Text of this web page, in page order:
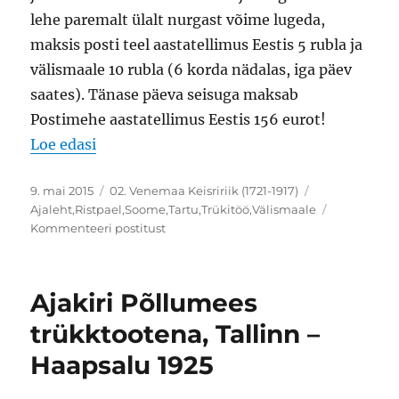
lehe paremalt ülalt nurgast võime lugeda,
maksis posti teel aastatellimus Eestis 5 rubla ja
välismaale 10 rubla (6 korda nädalas, iga päev
saates). Tänase päeva seisuga maksab
Postimehe aastatellimus Eestis 156 eurot!
Loe edasi
Postitatud
9. mai 2015 Rubriigid
02. Venemaa Keisririik (1721-1917)
Ajaleht,Ristpael,Soome,Tartu,Trükitöö,Välismaale
Kommenteeri postitustAjalehe
1899
Ajakiri Põllumees
trükktootena, Tallinn –
Haapsalu 1925